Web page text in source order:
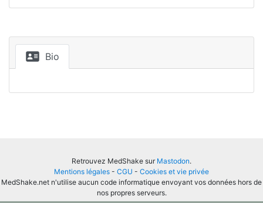
Bio
Retrouvez MedShake sur Mastodon.
Mentions légales - CGU - Cookies et vie privée
MedShake.net n'utilise aucun code informatique envoyant vos données hors de
nos propres serveurs.